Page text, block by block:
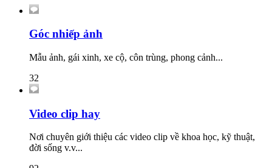
Góc nhiếp ảnh
Mẫu ảnh, gái xinh, xe cộ, côn trùng, phong cảnh...
32
Video clip hay
Nơi chuyên giới thiệu các video clip về khoa học, kỹ thuật,
đời sống v.v...